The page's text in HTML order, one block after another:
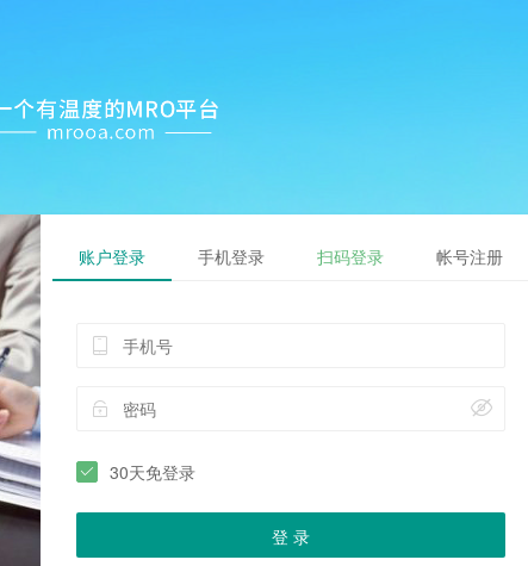
账户登录 手机登录 扫码登录 帐号注册
30天免登录
登 录